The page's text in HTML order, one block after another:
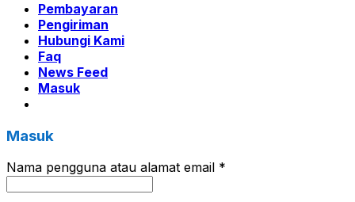
Pembayaran
Pengiriman
Hubungi Kami
Faq
News Feed
Masuk
Masuk
Nama pengguna atau alamat email *